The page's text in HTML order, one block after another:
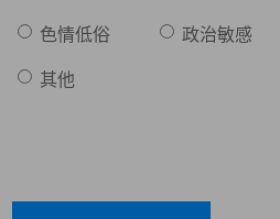
色情低俗 政治敏感
其他